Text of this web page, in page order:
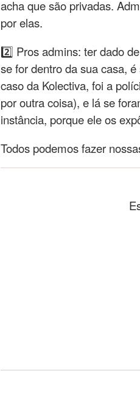
acha que são privadas.
por elas.
2️⃣ Pros admins: ter dado
se for dentro da sua casa,
caso da Kolectiva, foi a
por outra coisa), e lá se
instância, porque ele os
Todos podemos fazer